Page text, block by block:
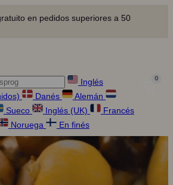
en pedidos superiores a 50
Inglés
Danés
Alemán
Sueco Inglés (UK)
Francés
Noruega En finés
0